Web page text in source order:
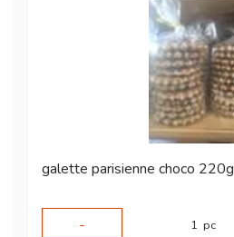
galette parisienne choco 220g
-
1 pc